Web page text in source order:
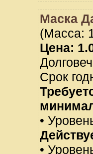
Маска
(Масса:
Цена:
Срок
•
•